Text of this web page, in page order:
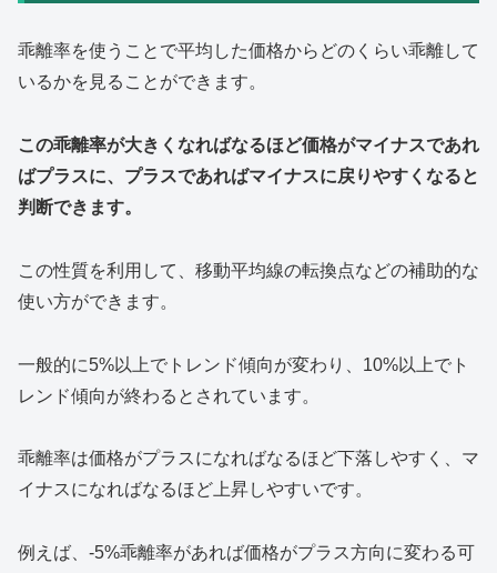
乖離率を使うことで平均した価格からどのくらい乖離して
いるかを見ることができます。
この乖離率が大きくなればなるほど価格がマイナスであれ
ばプラスに、プラスであればマイナスに戻りやすくなると
判断できます。
この性質を利用して、移動平均線の転換点などの補助的な
使い方ができます。
一般的に5%以上でトレンド傾向が変わり、10%以上でト
レンド傾向が終わるとされています。
乖離率は価格がプラスになればなるほど下落しやすく、マ
イナスになればなるほど上昇しやすいです。
例えば、-5%乖離率があれば価格がプラス方向に変わる可